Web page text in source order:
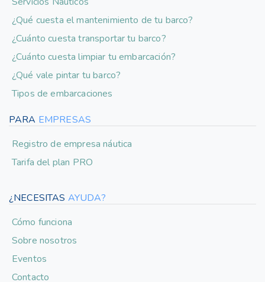
¿Qué cuesta el mantenimiento de tu barco?
¿Cuánto cuesta transportar tu barco?
¿Cuánto cuesta limpiar tu embarcación?
¿Qué vale pintar tu barco?
Tipos de embarcaciones
PARA EMPRESAS
Registro de empresa náutica
Tarifa del plan PRO
¿NECESITAS AYUDA?
Cómo funciona
Sobre nosotros
Eventos
Contacto